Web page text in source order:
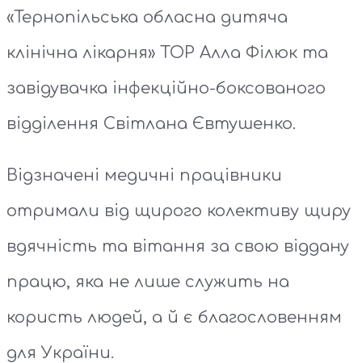
«Тернопільська обласна дитяча
клінічна лікарня» ТОР Алла Філюк та
завідувачка інфекційно-боксованого
відділення Світлана Євтушенко.
Відзначені медичні працівники
отримали від щирого колективу щиру
вдячність та вітання за свою віддану
працю, яка не лише служить на
користь людей, а й є благословенням
для України.